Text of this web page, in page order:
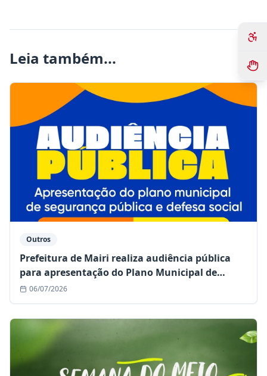
Leia também...
Outros
Prefeitura de Mairi realiza audiência pública
para apresentação do Plano Municipal de
Segurança Pública e Defesa Social
06/07/2026